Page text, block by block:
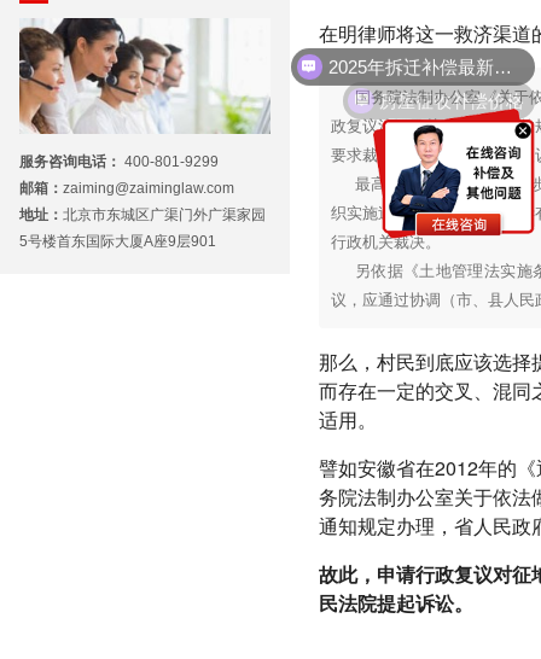
服务咨询电话： 400-801-9299
邮箱： zaiming@zaiminglaw.com
地址： 北京市东城区广渠门外广渠家园
5号楼首东国际大厦A座9层901
在明律师将这一救济渠道
国务院法制办公室《关于
政复议法》及其实施条例等
要求裁决的，应当依照行政
最高人民法院《关于审理
织实施过程中确定的土地补
行政机关裁决。
另依据《土地管理法实
议，应通过协调（市、县人
那么，村民到底应该选择
而存在一定的交叉、混同
适用。
譬如安徽省在2012年的
务院法制办公室关于依
通知规定办理，省人民政
故此，申请行政复议对征
民法院提起诉讼。
房屋征收补偿价格
2025年拆迁补偿最新标准